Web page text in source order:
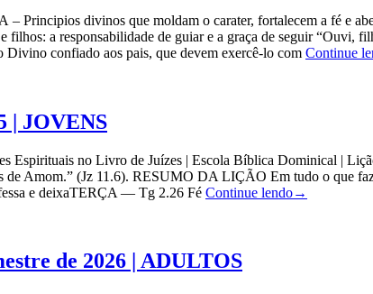
divinos que moldam o carater, fortalecem a fé e
a responsabilidade de guiar e a graça de seguir “Ouvi,
confiado aos pais, que devem exercê-lo com Continue
| JOVENS
no Livro de Juízes | Escola Bíblica Dominical |
Amom.” (Jz 11.6). RESUMO DA LIÇÃO Em tudo o que
e deixaTERÇA — Tg 2.26 Fé Continue lendo→
de 2026 | ADULTOS